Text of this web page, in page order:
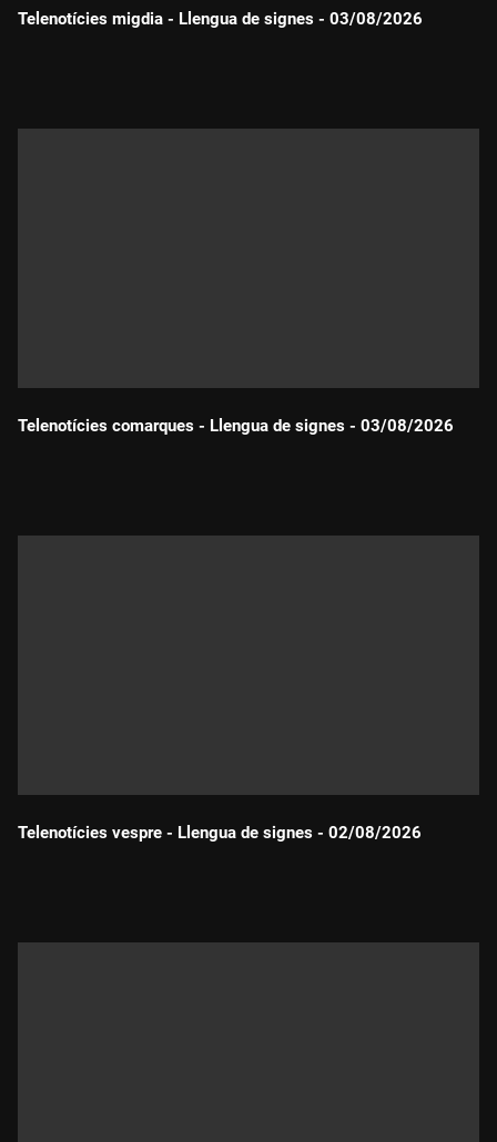
Telenotícies migdia - Llengua de signes - 03/08/2026
Telenotícies comarques - Llengua de signes - 03/08/2026
Telenotícies vespre - Llengua de signes - 02/08/2026